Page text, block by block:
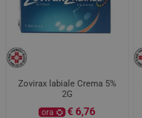
Zovirax labiale Crema 5%
2G
ora € 6,76